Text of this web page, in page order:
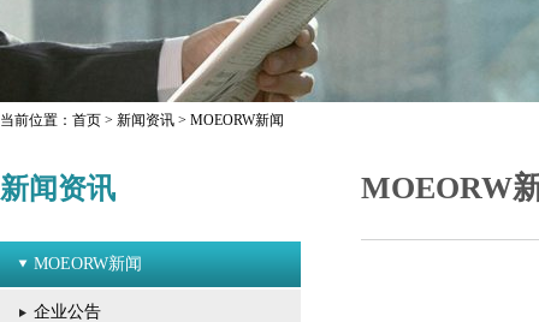
当前位置： 首页 > 新闻资讯 > MOEORW新闻
新闻资讯
MOEORW新闻
企业公告
MOEORW